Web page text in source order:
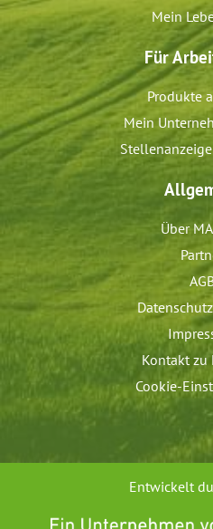
Mein
Für
Produkte
Mein
Über
Kontakt zu
Cookie-
Entwickelt